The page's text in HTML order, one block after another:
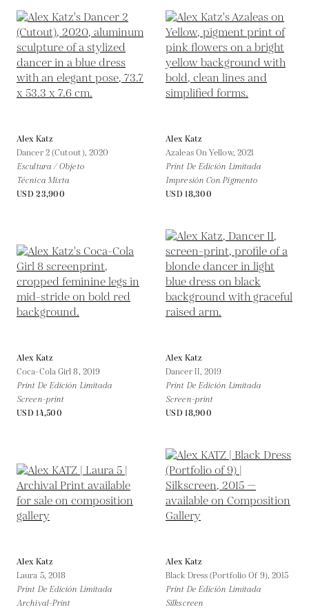
Alex Katz
Dancer 2 (Cutout), 2020
Escultura / Objeto
Técnica Mixta
USD 23,900
Alex Katz
Azaleas On Yellow, 2021
Print De Edición Limitada
Impresión Con Pigmento
USD 18,300
Alex Katz
Coca-Cola Girl 8, 2019
Print De Edición Limitada
Screen-print
USD 14,500
Alex Katz
Dancer II,2019
Print De Edición Limitada
Screen-print
USD 18,900
Alex Katz
Laura 5, 2018
Print De Edición Limitada
Archival-Print
Alex Katz
Black Dress (Portfolio Of 9),2015
Print De Edición Limitada
Silkscreen